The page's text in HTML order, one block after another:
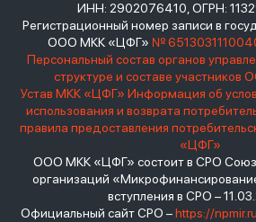
ИНН: 2902076410, ОГРН:
Регистрационный номер записи в
ООО МКК «ЦФГ» №
Персональный состав органов
структуре и составе
Устав МКК «ЦФГ» Информация об
использования и возврата
правила предоставления
«ЦФГ»
ООО МКК «ЦФГ» состоит в СРО
организаций
вступления в СРО –
Официальный сайт СРО –https://